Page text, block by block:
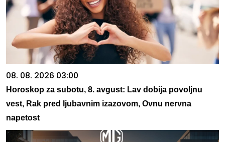
08. 08. 2026 03:00
Horoskop za subotu, 8. avgust: Lav dobija povoljnu
vest, Rak pred ljubavnim izazovom, Ovnu nervna
napetost